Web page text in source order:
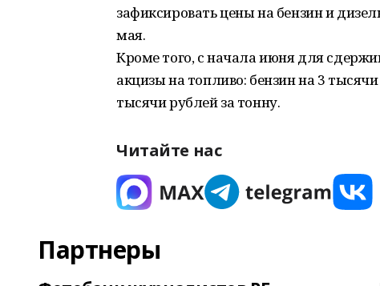
зафиксировать цены на бензин и
мая.
Кроме того, с начала июня для
акцизы на топливо: бензин на 3
тысячи рублей за тонну.
Читайте нас
Партнеры